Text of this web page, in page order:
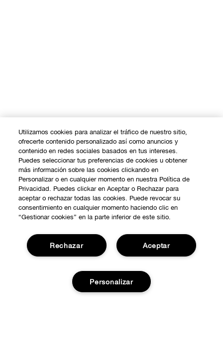
Utilizamos cookies para analizar el tráfico de nuestro sitio,
ofrecerte contenido personalizado así como anuncios y
contenido en redes sociales basados en tus intereses.
Puedes seleccionar tus preferencias de cookies u obtener
más información sobre las cookies clickando en
Personalizar o en cualquier momento en nuestra Política de
Privacidad. Puedes clickar en Aceptar o Rechazar para
aceptar o rechazar todas las cookies. Puede revocar su
consentimiento en cualquier momento haciendo clic en
“Gestionar cookies” en la parte inferior de este sitio.
Aceptar
Rechazar
Personalizar